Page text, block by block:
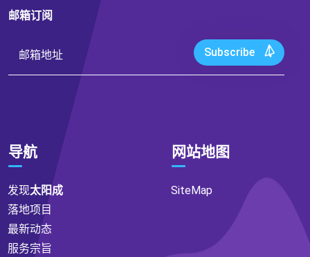
邮箱订阅
Subscribe
导航
发现太阳成
落地项目
最新动态
服务宗旨
网站地图
SiteMap